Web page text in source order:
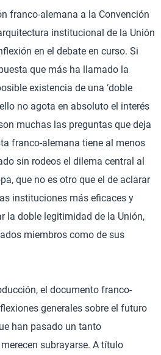
franco-alemana a la Convención
institucional de la Unión
en el debate en curso. Si
que más ha llamado la
existencia de una ‘doble
no agota en absoluto el interés
muchas las preguntas que deja
franco-alemana tiene al menos
sin rodeos el dilema central al
que no es otro que el de aclarar
instituciones más eficaces y
la doble legitimidad de la Unión,
miembros como de sus
el documento franco-
generales sobre el futuro
han pasado un tanto
subrayarse. A título